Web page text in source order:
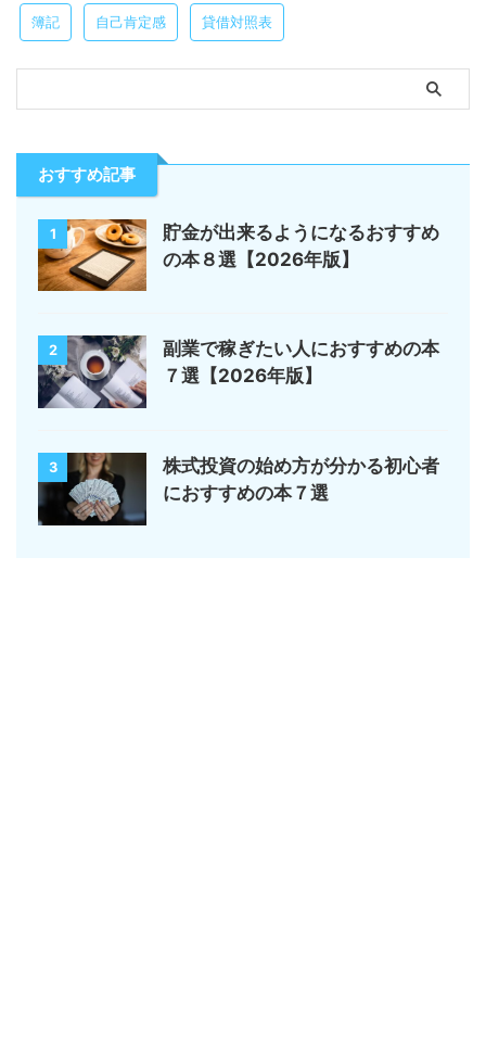
簿記 自己肯定感 貸借対照表
おすすめ記事
1
貯金が出来るようになるおすすめ
の本８選【2026年版】
2
副業で稼ぎたい人におすすめの本
７選【2026年版】
3
株式投資の始め方が分かる初心者
におすすめの本７選